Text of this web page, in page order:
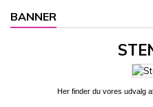
BANNER
Her finder du vores udvalg